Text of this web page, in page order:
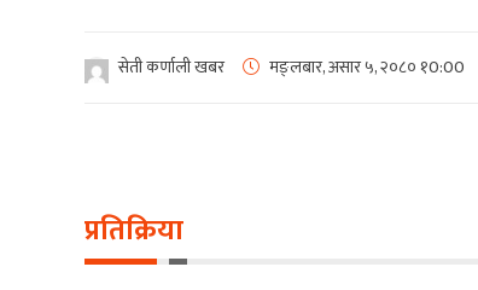
सेती कर्णाली खबर मङ्लबार, असार ५, २०८० १0:00
प्रतिक्रिया